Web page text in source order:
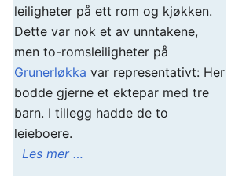
leiligheter på ett rom og kjøkken.
Dette var nok et av unntakene,
men to-romsleiligheter på
Grunerløkka var representativt: Her
bodde gjerne et ektepar med tre
barn. I tillegg hadde de to
leieboere.
Les mer …